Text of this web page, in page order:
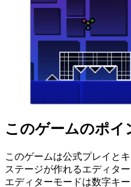
このゲームのポイ
このゲームは公式プレイと
ステージが作れるエディタ
エディターモードは数字キ